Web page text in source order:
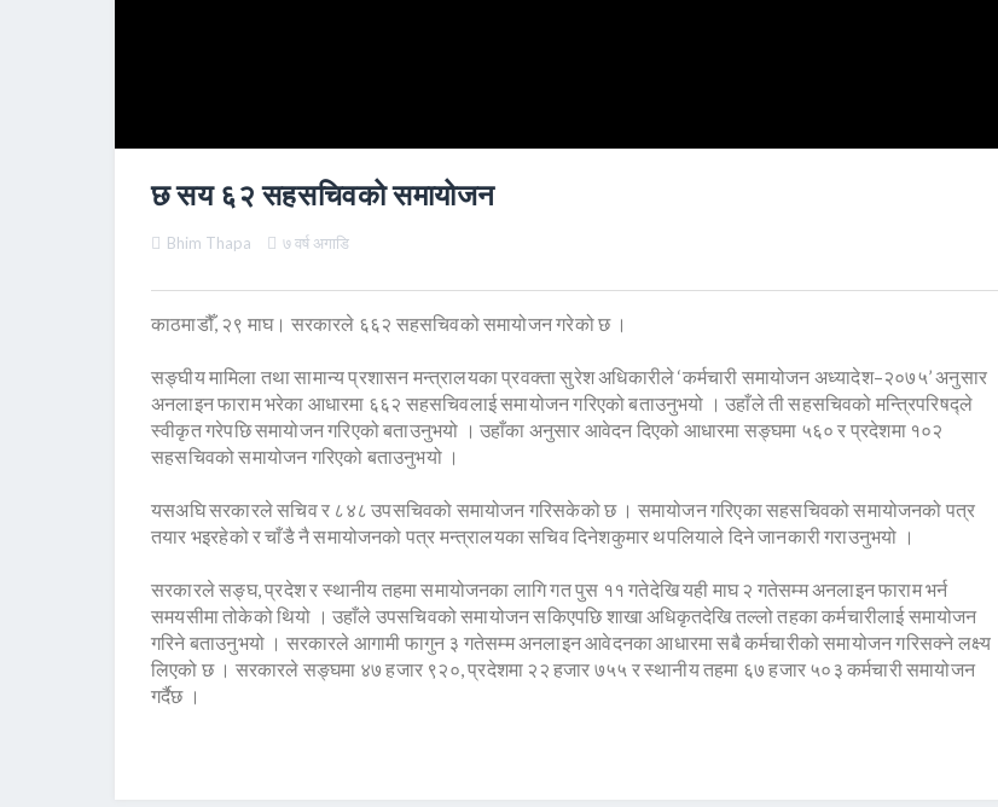
छ सय ६२ सहसचिवको समायोजन
Bhim Thapa ७ वर्ष अगाडि
काठमाडौँ, २९ माघ। सरकारले ६६२ सहसचिवको समायोजन गरेको छ ।
सङ्घीय मामिला तथा सामान्य प्रशासन मन्त्रालयका प्रवक्ता सुरेश अधिकारीले ‘कर्मचारी समायोजन अध्यादेश–२०७५’ अनुसार
अनलाइन फाराम भरेका आधारमा ६६२ सहसचिवलाई समायोजन गरिएको बताउनुभयो । उहाँले ती सहसचिवको मन्त्रिपरिषद्ले
स्वीकृत गरेपछि समायोजन गरिएको बताउनुभयो । उहाँका अनुसार आवेदन दिएको आधारमा सङ्घमा ५६० र प्रदेशमा १०२
सहसचिवको समायोजन गरिएको बताउनुभयो ।
यसअघि सरकारले सचिव र ८४८ उपसचिवको समायोजन गरिसकेको छ । समायोजन गरिएका सहसचिवको समायोजनको पत्र
तयार भइरहेको र चाँडै नै समायोजनको पत्र मन्त्रालयका सचिव दिनेशकुमार थपलियाले दिने जानकारी गराउनुभयो ।
सरकारले सङ्घ, प्रदेश र स्थानीय तहमा समायोजनका लागि गत पुस ११ गतेदेखि यही माघ २ गतेसम्म अनलाइन फाराम भर्न
समयसीमा तोकेको थियो । उहाँले उपसचिवको समायोजन सकिएपछि शाखा अधिकृतदेखि तल्लो तहका कर्मचारीलाई समायोजन
गरिने बताउनुभयो । सरकारले आगामी फागुन ३ गतेसम्म अनलाइन आवेदनका आधारमा सबै कर्मचारीको समायोजन गरिसक्ने लक्ष्य
लिएको छ । सरकारले सङ्घमा ४७ हजार ९२०, प्रदेशमा २२ हजार ७५५ र स्थानीय तहमा ६७ हजार ५०३ कर्मचारी समायोजन
गर्दैछ ।